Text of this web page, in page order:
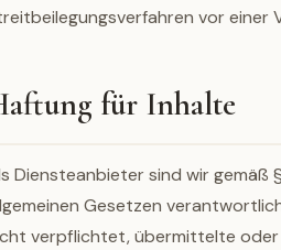
vor einer
für Inhalte
Diensteanbieter sind wir gemäß
Gesetzen
verpflichtet, übermittelte oder